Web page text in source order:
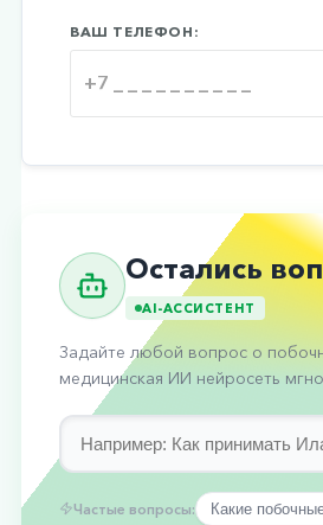
ВАШ ТЕЛЕФОН:
Остались
AI-АССИСТЕНТ
Задайте любой вопрос о
медицинская ИИ нейросеть
Частые вопросы: Какие